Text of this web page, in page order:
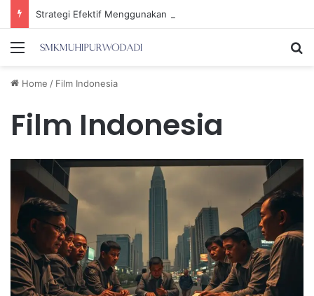
Menu
Home / Film Indonesia
Film Indonesia